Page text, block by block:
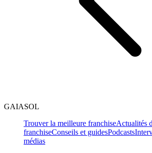
GAIASOL
Trouver la meilleure franchiseActualités
franchiseConseils et guidesPodcasts
médias